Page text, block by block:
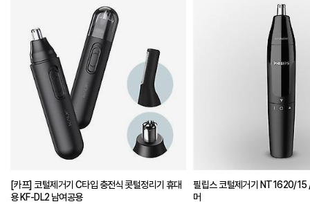
[카프] 코털제거기 C타입 충전식 콧털정리기 휴대
용 KF-DL2 남여공용
필립스 코털제거기 NT1620/15
머